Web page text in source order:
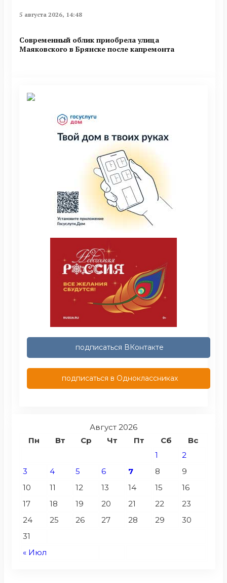
5 августа 2026, 14:48
Современный облик приобрела улица
Маяковского в Брянске после капремонта
подписаться ВКонтакте
подписаться в Одноклассниках
Август 2026
Пн
Вт Ср Чт Пт Сб Вс
« Июл
1
2
3
4 5 6 7 8
9
10
11 12 13 14 15
16
17
18 19 20 21 22
23
24
25 26 27 28 29
30
31